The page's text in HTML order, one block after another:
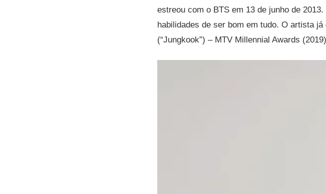
estreou com o BTS em 13 de junho de
habilidades de ser bom em tudo. O artista
(“Jungkook”) – MTV Millennial Awards (2019)